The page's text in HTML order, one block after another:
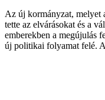
Az új kormányzat, melyet
tette az elvárásokat és a
emberekben a megújulás
új politikai folyamat felé.